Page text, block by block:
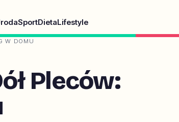
SportDietaLifestyle
W DOMU
Pleców: